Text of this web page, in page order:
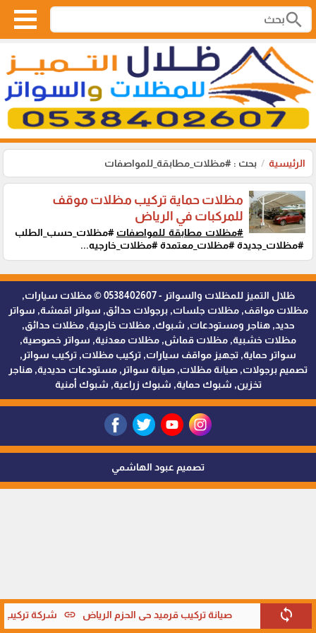
search
الرئيسية بحث : #مظلات_مطابقة_للمواصفات
sync صيانة تركيب قرميد حي الحزم الرياض link شركة تركيب
مظلات حماية تركيب مظلات موقف
للمركبات في الرياض
#مظلات_مطابقة_للمواصفات #مظلات_حسب_الطلب
#مظلات_جديدة #مظلات_معتمدة #مظلات_خارجيه...
ظلال التميز للمظلات والسواتر - 0538402607 © مظلات سيارات,
مظلات مواقف, مظلات جلسات, برجولات حدائق, سواتر اقمشة, سواتر
حديد, هناجر ومستودعات, شبوك, مظلات خارجية, مظلات حدائق,
مظلات خشبية, مظلات قماش, مظلات معدنية, سواتر خصوصية,
سواتر حماية, تجهيز مواقف سيارات, تركيب مظلات, تركيب سواتر,
تصميم برجولات, صيانة مظلات, صيانة سواتر, مستودعات حديدية, هناجر
تخزين, شبوك حماية, شبوك زراعية, شبوك أمنية
تصميم عبود الهاشمي